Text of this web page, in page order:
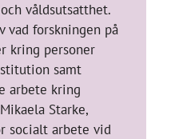
våldsutsatthet.
vad forskningen på
kring personer
samt
arbete kring
Starke,
socialt arbete vid